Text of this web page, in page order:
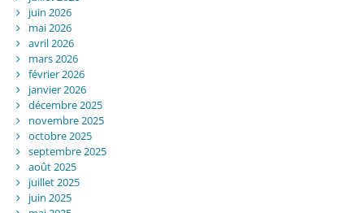
juin 2026
mai 2026
avril 2026
mars 2026
février 2026
janvier 2026
décembre 2025
novembre 2025
octobre 2025
septembre 2025
août 2025
juillet 2025
juin 2025